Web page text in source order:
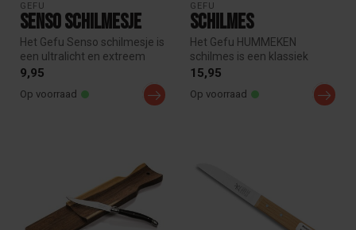
GEFU
Senso schilmesje
Het Gefu Senso schilmesje is
een ultralicht en extreem
scherp keukenmes voor
9,95
Op voorraad
GEFU
Schilmes
Het Gefu HUMMEKEN
schilmes is een klassiek
keukenmes met gebogen
15,95
Op voorraad